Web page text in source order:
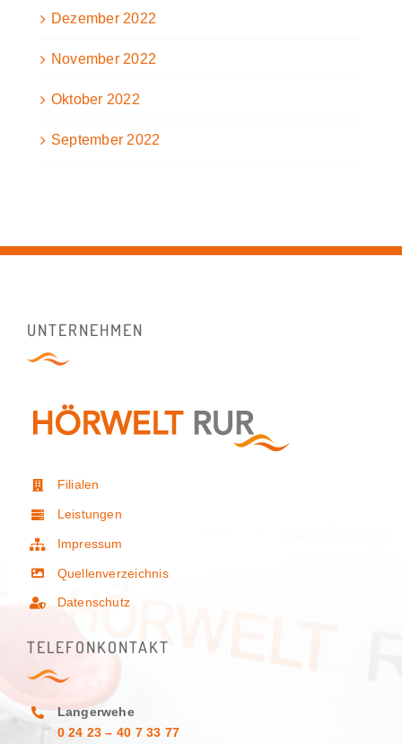
Dezember 2022
November 2022
Oktober 2022
September 2022
UNTERNEHMEN
Filialen
Leistungen
Impressum
Quellenverzeichnis
Datenschutz
TELEFONKONTAKT
Langerwehe
0 24 23 – 40 7 33 77